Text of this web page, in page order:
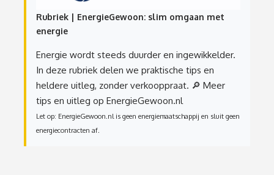
Rubriek | EnergieGewoon: slim omgaan met
energie
Energie wordt steeds duurder en ingewikkelder.
In deze rubriek delen we praktische tips en
heldere uitleg, zonder verkooppraat. 🔎 Meer
tips en uitleg op EnergieGewoon.nl
Let op: EnergieGewoon.nl is geen energiemaatschappij en sluit geen
energiecontracten af.